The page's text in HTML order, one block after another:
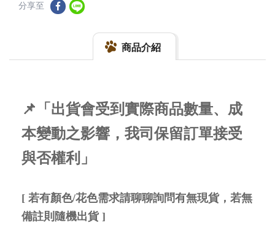
分享至
商品介紹
📌「出貨會受到實際商品數量、成
本變動之影響，我司保留訂單接受
與否權利」
[ 若有顏色/花色需求請聊聊詢問有無現貨，若無
備註則隨機出貨 ]